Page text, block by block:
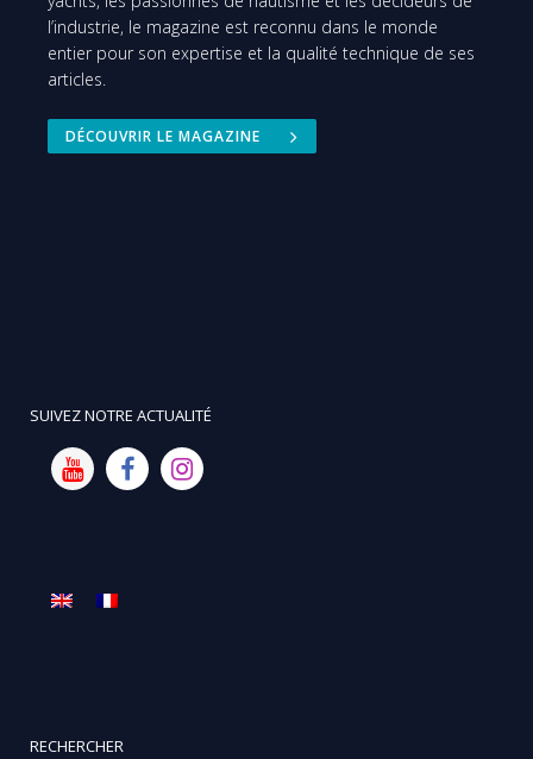
l’industrie, le magazine est reconnu dans le monde
entier pour son expertise et la qualité technique de ses
articles.
DÉCOUVRIR LE MAGAZINE
SUIVEZ NOTRE ACTUALITÉ
RECHERCHER